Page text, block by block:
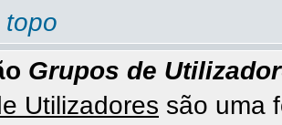
topo
Grupos de
Utilizadores são uma